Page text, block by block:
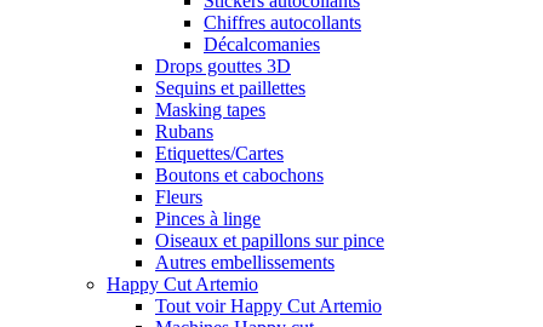
Chiffres autocollants
Décalcomanies
Drops gouttes 3D
Sequins et paillettes
Masking tapes
Rubans
Etiquettes/Cartes
Boutons et cabochons
Fleurs
Pinces à linge
Oiseaux et papillons sur pince
Autres embellissements
Happy Cut Artemio
Tout voir Happy Cut Artemio